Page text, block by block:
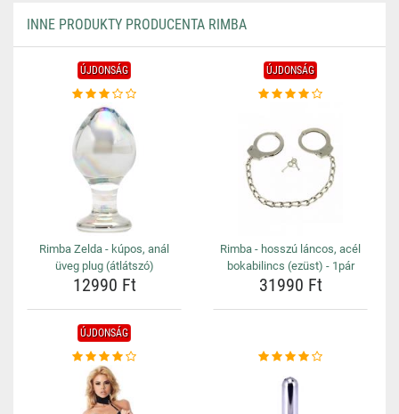
INNE PRODUKTY PRODUCENTA RIMBA
ÚJDONSÁG
Rimba Zelda - kúpos, anál
üveg plug (átlátszó)
12990 Ft
ÚJDONSÁG
Rimba - hosszú láncos, acél
bokabilincs (ezüst) - 1pár
31990 Ft
ÚJDONSÁG